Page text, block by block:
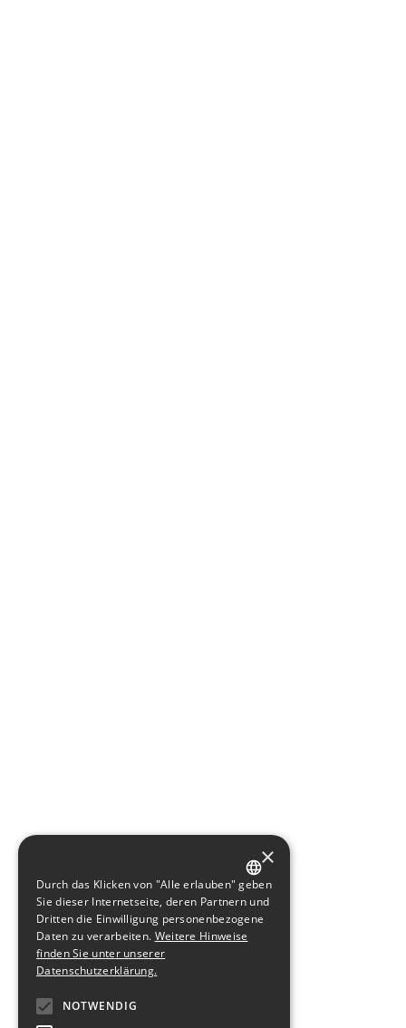
GERMAN
ENGLISH
×
Durch das Klicken von "Alle erlauben" geben
Sie dieser Internetseite, deren Partnern und
Dritten die Einwilligung personenbezogene
Daten zu verarbeiten. Weitere Hinweise
finden Sie unter unserer
Datenschutzerklärung.
NOTWENDIG